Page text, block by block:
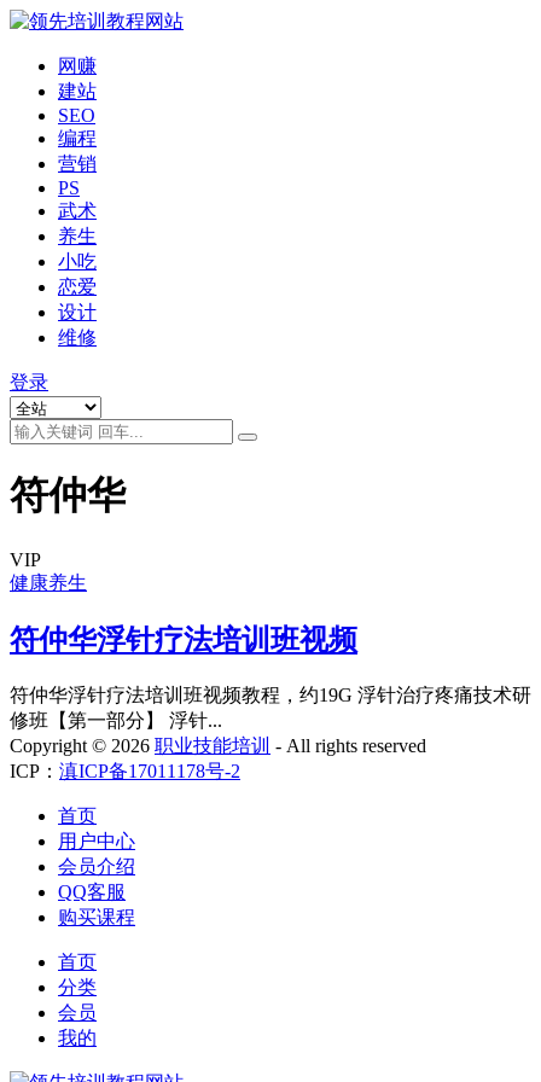
网赚
建站
SEO
编程
营销
PS
武术
养生
小吃
恋爱
设计
维修
登录
符仲华
VIP
健康养生
符仲华浮针疗法培训班视频
符仲华浮针疗法培训班视频教程，约19G 浮针治疗疼痛技术研
修班【第一部分】 浮针...
Copyright © 2026 职业技能培训 - All rights reserved
ICP： 滇ICP备17011178号-2
首页
用户中心
会员介绍
QQ客服
购买课程
首页
分类
会员
我的